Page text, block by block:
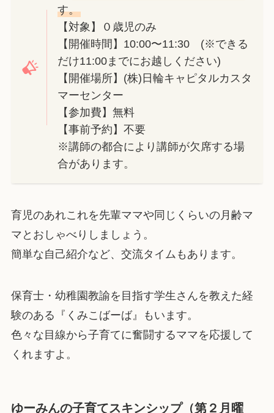
す。
【対象】０歳児のみ
【開催時間】10:00〜11:30 (※できる
だけ11:00までにお越しください)
【開催場所】(株)日輪キャピタルカスタ
マーセンター
【参加費】無料
【事前予約】不要
※講師の都合により講師が欠席する場
合があります。
育児のあれこれを先輩ママや同じくらいの月齢マ
マとおしゃべりしましょう。
簡単な自己紹介など、交流タイムもあります。
保育士・幼稚園教諭を目指す学生さんを教えた経
験のある『くみこばーば』もいます。
色々な目線から子育てに奮闘するママを応援して
くれますよ。
ゆーみんの子育てスキンシップ（第２月曜